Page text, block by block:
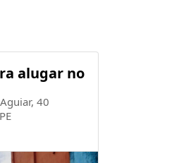
alugar no
40